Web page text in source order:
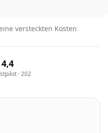
versteckten Kosten
· 202